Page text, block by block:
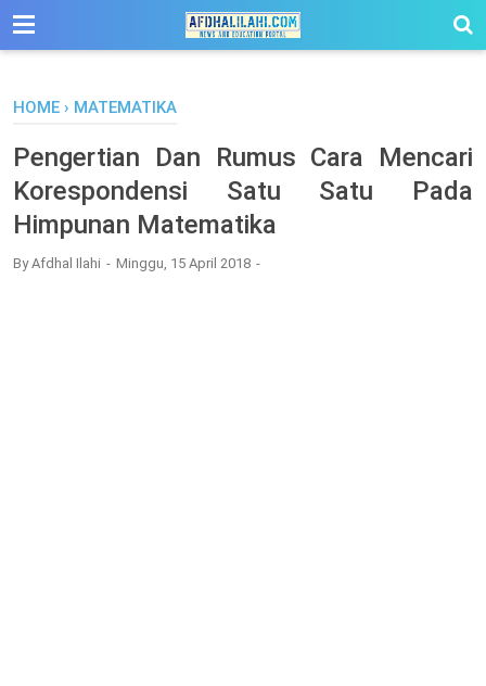
-->
HOME › MATEMATIKA
Pengertian Dan Rumus Cara Mencari
Korespondensi Satu Satu Pada
Himpunan Matematika
ByAfdhal Ilahi Minggu, 15 April 2018